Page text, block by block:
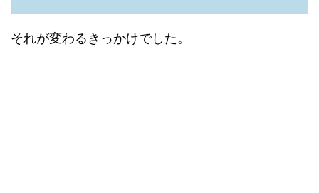
それが変わるきっかけでした。